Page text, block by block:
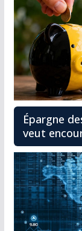
Épargne
veut